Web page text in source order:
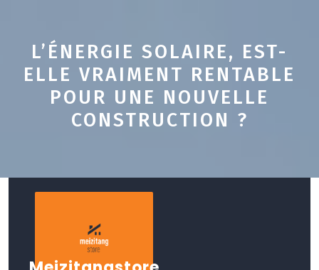
L’ÉNERGIE SOLAIRE, EST-
ELLE VRAIMENT RENTABLE
POUR UNE NOUVELLE
CONSTRUCTION ?